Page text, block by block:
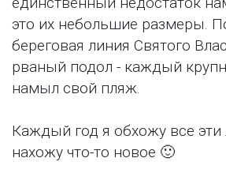
это их небольшие размеры.
береговая линия Святого
рваный подол - каждый
намыл свой пляж.
Каждый год я обхожу все эти
нахожу что-то новое 🙂